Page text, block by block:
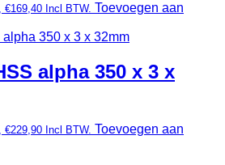
€169,40 Incl BTW. Toevoegen aan
alpha 350 x 3 x
€229,90 Incl BTW. Toevoegen aan